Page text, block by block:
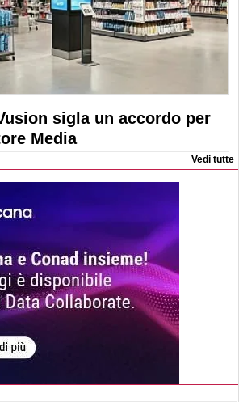
sigla un accordo per
Media
Vedi tutte